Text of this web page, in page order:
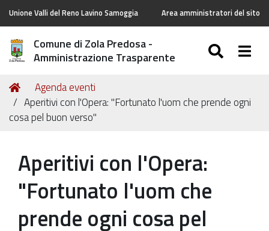
Unione Valli del Reno Lavino Samoggia Area amministratori del sito
Comune di Zola Predosa -
Amministrazione Trasparente
Tu
sei
qui:
Home
Agenda eventi
Aperitivi con l'Opera: "Fortunato l'uom che prende ogni
cosa pel buon verso"
Aperitivi con l'Opera:
"Fortunato l'uom che
prende ogni cosa pel